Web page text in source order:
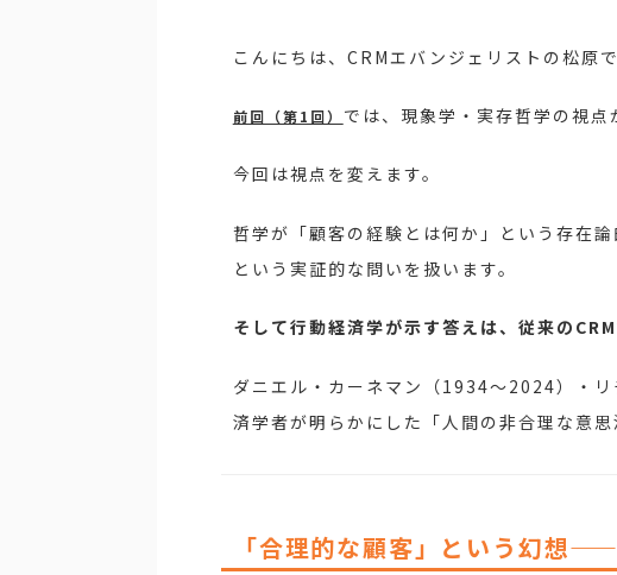
こんにちは、CRMエバンジェリストの松原で
前回（第1回） では、現象学・実存哲学の視
今回は視点を変えます。
哲学が「顧客の経験とは何か」という存在
という実証的な問いを扱います。
そして行動経済学が示す答えは、従来の
ダニエル・カーネマン（1934〜2024）・
済学者が明らかにした「人間の非合理な意
「合理的な顧客」という幻想